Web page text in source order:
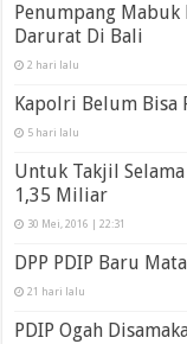
Penumpang
Darurat Di Bali
2 hari lalu
Kapolri Belum Bisa
5 hari lalu
Untuk Takjil
1,35 Miliar
30 Mei, 2016 | 22:31
DPP PDIP Baru
21 hari lalu
PDIP Ogah